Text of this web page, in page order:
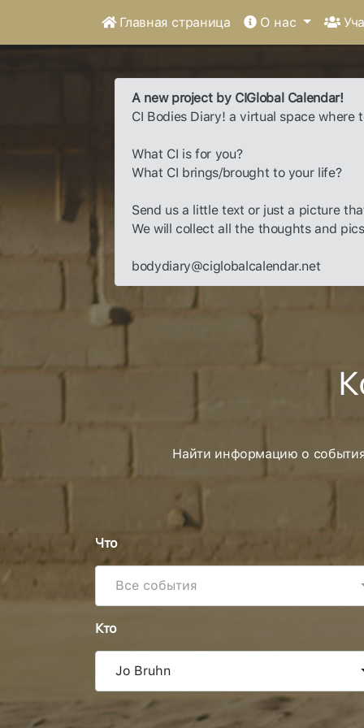
Главная страница О нас
A new project by CIGlobal Calendar!
CI Bodies Diary! a virtual space where
What CI is for you?
What CI brings/brought to your life?
Send us a little text or just a picture
We will collect all the thoughts and
bodydiary@ciglobalcalendar.net
Найти информацию о
Что
Все события
Кто
Jo Bruhn